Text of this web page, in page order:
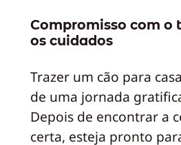
Compromisso com o
os cuidados
Trazer um cão para
de uma jornada
Depois de encontrar a
certa, esteja pronto